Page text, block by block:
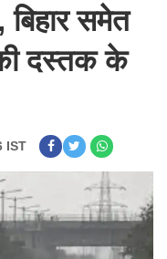
समेत
दस्तक के
IST